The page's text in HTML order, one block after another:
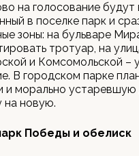
на голосование будут
в поселке парк и
зоны: на бульваре
тротуар, на
и Комсомольской –
В городском парке
и морально
на новую.
Победы и обелиск